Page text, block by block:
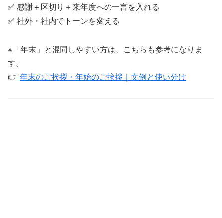
✅ 感謝＋区切り＋来年度への一言を入れる
✅ 社外・社内でトーンを変える
※「年末」と混同しやすい方は、こちらも参考になりま
す。
👉 年末のご挨拶・年始のご挨拶｜文例と使い分け